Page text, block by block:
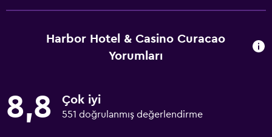
Harbor Hotel & Casino Curacao
Yorumları
8,8 Çok iyi
551 doğrulanmış değerlendirme